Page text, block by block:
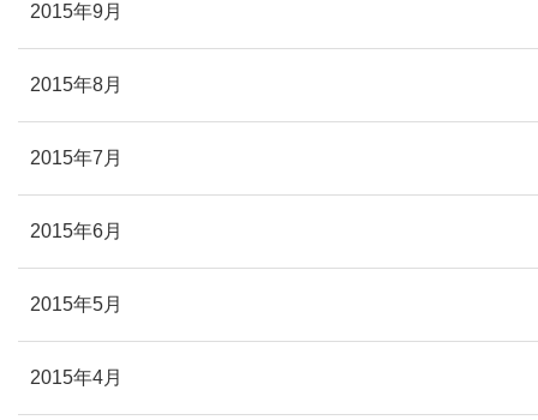
2015年9月
2015年8月
2015年7月
2015年6月
2015年5月
2015年4月